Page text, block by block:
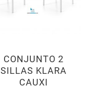
CONJUNTO 2
SILLAS KLARA
CAUXI